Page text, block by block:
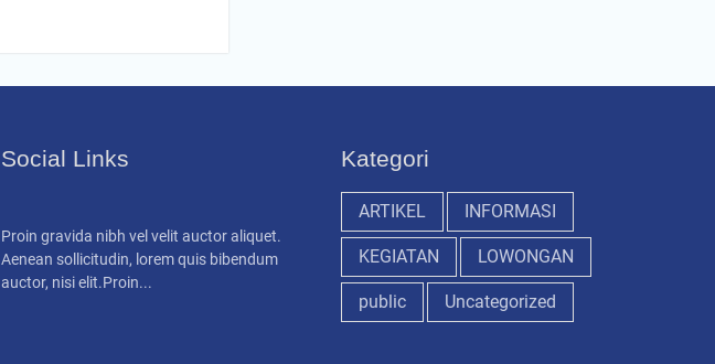
Social Links
Proin gravida nibh vel velit auctor aliquet.
Aenean sollicitudin, lorem quis bibendum
auctor, nisi elit.Proin...
Kategori
ARTIKEL INFORMASI
KEGIATAN LOWONGAN
public Uncategorized